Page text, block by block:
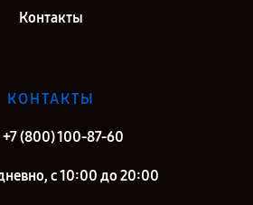
Контакты
КОНТАКТЫ
+7 (800) 100-87-60
с 10:00 до 20:00